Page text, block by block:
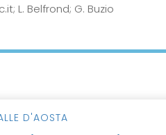
L. Belfrond; G. Buzio
D'AOSTA